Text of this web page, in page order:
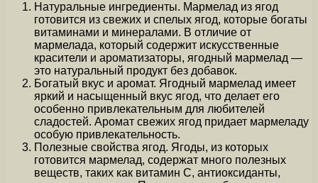
Натуральные ингредиенты. Мармелад из ягод
готовится из свежих и спелых ягод, которые богаты
витаминами и минералами. В отличие от
мармелада, который содержит искусственные
красители и ароматизаторы, ягодный мармелад —
это натуральный продукт без добавок.
Богатый вкус и аромат. Ягодный мармелад имеет
яркий и насыщенный вкус ягод, что делает его
особенно привлекательным для любителей
сладостей. Аромат свежих ягод придает мармеладу
особую привлекательность.
Полезные свойства ягод. Ягоды, из которых
готовится мармелад, содержат много полезных
веществ, таких как витамин С, антиоксиданты,